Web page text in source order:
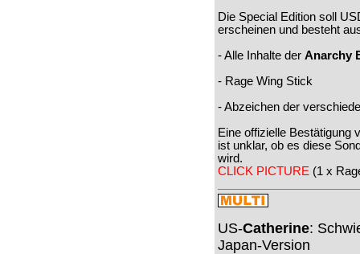
Die Special Edition soll
erscheinen und besteht
- Alle Inhalte der Anarchy
- Rage Wing Stick
- Abzeichen der
Eine offizielle Bestätigung
ist unklar, ob es diese
wird.
CLICK PICTURE (1 x
US-Catherine:
Japan-Version